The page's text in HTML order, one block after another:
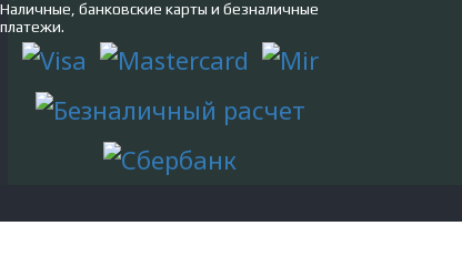
Наличные, банковские карты и безналичные
платежи.